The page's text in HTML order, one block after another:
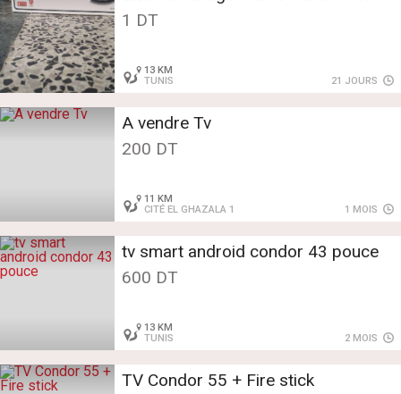
1 DT
13 KM
TUNIS
21 JOURS
A vendre Tv
200 DT
11 KM
CITÉ EL GHAZALA 1
1 MOIS
tv smart android condor 43 pouce
600 DT
13 KM
TUNIS
2 MOIS
TV Condor 55 + Fire stick